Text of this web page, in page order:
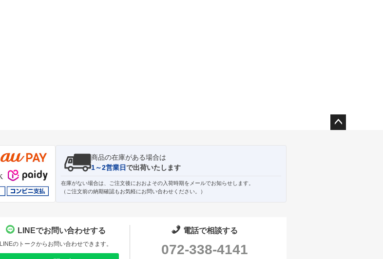
商品の在庫がある場合は
1～2営業日で出荷いたします
在庫がない場合は、ご注文後におおよその入荷時期をメールでお知らせします。
（ご注文前の納期確認もお気軽にお問い合わせください。）
LINEでお問い合わせする
LINEのトークからお問い合わせできます。
電話で相談する
072-338-4141